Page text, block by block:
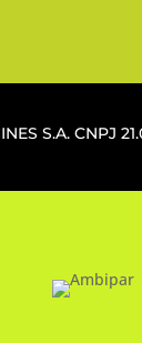
S.A. CNPJ